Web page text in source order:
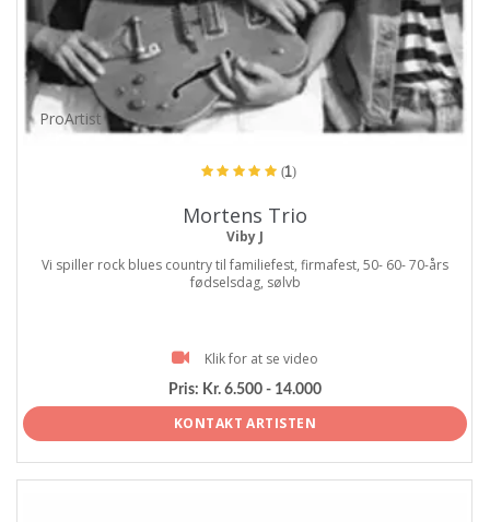
ProArtist
(1)
Mortens Trio
Viby J
Vi spiller rock blues country til familiefest, firmafest, 50- 60- 70-års
fødselsdag, sølvb
Klik for at se video
Pris: Kr. 6.500 - 14.000
KONTAKT ARTISTEN